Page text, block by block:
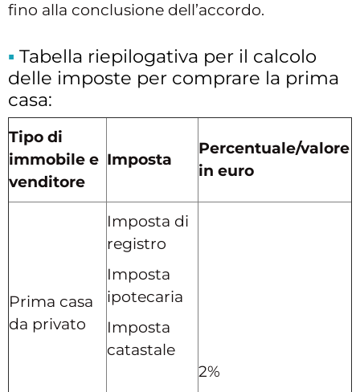
fino alla conclusione dell’accordo.
Tabella riepilogativa per il calcolo
delle imposte per comprare la prima
casa:
Tipo di
immobile e
venditore
Imposta
Percentuale/valore
in euro
Prima casa
da privato
Imposta di
registro
Imposta
ipotecaria
Imposta
catastale
2%